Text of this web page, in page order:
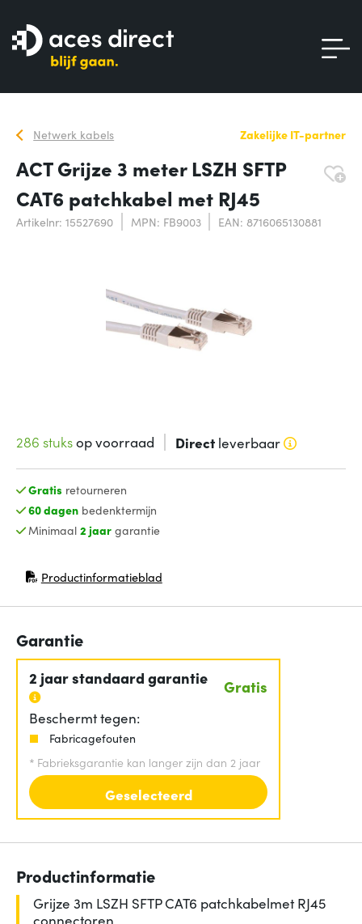
Netwerk kabels Zakelijke IT-partner
ACT Grijze 3 meter LSZH SFTP
CAT6 patchkabel met RJ45
Artikelnr: 15527690 MPN: FB9003 EAN: 8716065130881
286 stuksop voorraad Directleverbaar
Gratis retourneren
60 dagenbedenktermijn
Minimaal 2 jaargarantie
Productinformatieblad
(opent in nieuw venster)
Garantie
2 jaar standaard garantie Gratis
Beschermt tegen:
Fabricagefouten
* Fabrieksgarantie kan langer zijn dan 2 jaar
Geselecteerd
Productinformatie
Grijze 3m LSZH SFTP CAT6 patchkabelmet RJ45
connectoren